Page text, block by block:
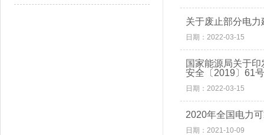
关于废止部分电
日期：2022-03-15
国家能源局关于
安全〔2019〕61
日期：2022-03-15
2020年全国电力
日期：2021-10-09